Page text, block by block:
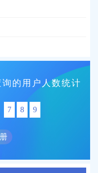
的用户人数统计
7 8 9